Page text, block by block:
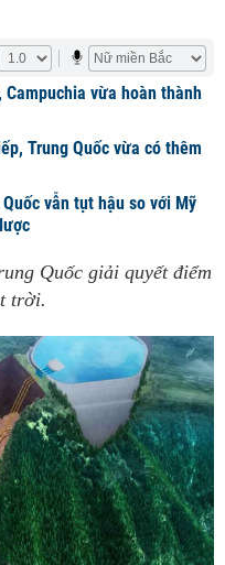
Campuchia vừa hoàn thành
Trung Quốc vừa có thêm
vẫn tụt hậu so với Mỹ
Quốc giải quyết điểm
trời.